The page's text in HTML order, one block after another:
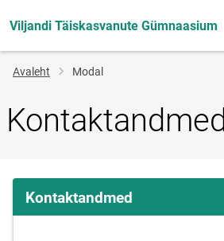
Viljandi Täiskasvanute Gümnaasium
Jälglink
Avaleht Modal
Kontaktandmed
Kontaktandmed